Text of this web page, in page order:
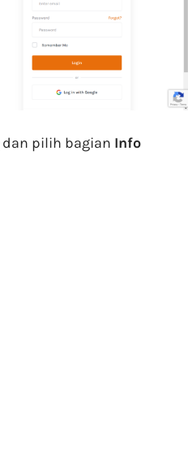
dan pilih bagian Info